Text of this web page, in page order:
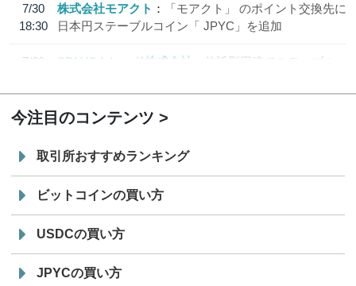
7/30
18:30
株式会社モアクト
「モアクト」 のポイント交換先に
日本円ステーブルコイン「 JPYC」を追加
7/29
SBI VCトレード株式会社
信託型円建てステーブル
今注目のコンテンツ
取引所おすすめランキング
ビットコインの買い方
USDCの買い方
JPYCの買い方